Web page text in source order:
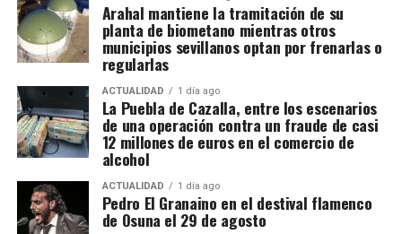
Arahal mantiene la tramitación de su
planta de biometano mientras otros
municipios sevillanos optan por frenarlas o
regularlas
ACTUALIDAD 1 día ago
La Puebla de Cazalla, entre los escenarios
de una operación contra un fraude de casi
12 millones de euros en el comercio de
alcohol
ACTUALIDAD 1 día ago
Pedro El Granaino en el destival flamenco
de Osuna el 29 de agosto